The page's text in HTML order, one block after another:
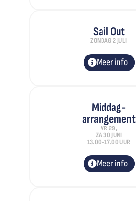
Sail Out
ZONDAG 2 JULI
Meer info
Middag-
arrangement
VR 29,
ZA 30 JUNI
13.00-17.00 UUR
Meer info